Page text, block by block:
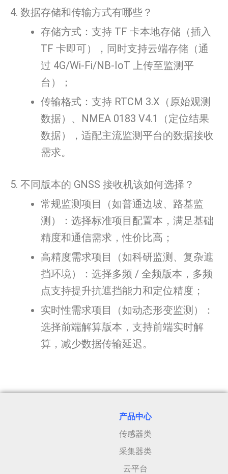
4. 数据存储和传输方式有哪些？
存储方式：支持 TF 卡本地存储（插入
TF 卡即可），同时支持云端存储（通
过 4G/Wi-Fi/NB-IoT 上传至监测平
台）；
传输格式：支持 RTCM 3.X（原始观测
数据）、NMEA 0183 V4.1（定位结果
数据），适配主流监测平台的数据接收
需求。
5. 不同版本的 GNSS 接收机该如何选择？
常规监测项目（如普通边坡、路基监
测）：选择标准项目配置本，满足基础
精度和通信需求，性价比高；
高精度需求项目（如科研监测、复杂遮
挡环境）：选择多频 / 全频版本，多频
点支持提升抗遮挡能力和定位精度；
实时性需求项目（如动态形变监测）：
选择前端解算版本，支持前端实时解
算，减少数据传输延迟。
产品中心
传感器类
采集器类
云平台